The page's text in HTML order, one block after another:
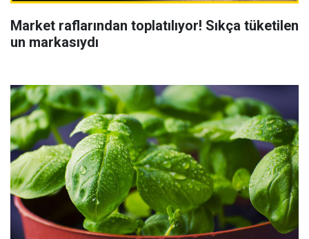
Market raflarından toplatılıyor! Sıkça tüketilen
un markasıydı